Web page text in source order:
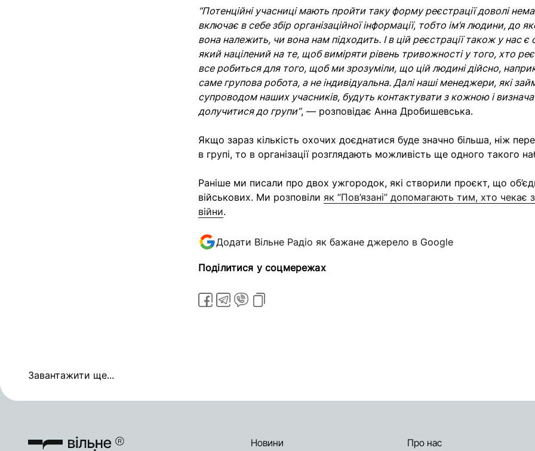
“Потенційні учасниці мають пройти таку форму реєстрації доволі
включає в себе збір організаційної інформації, тобто ім’я людини, до
вона належить, чи вона нам підходить. І в цій реєстрації також у нас є
який націлений на те, щоб виміряти рівень тривожності у того, хто
все робиться для того, щоб ми зрозуміли, що цій людині дійсно,
саме групова робота, а не індивідуальна. Далі наші менеджери, які
супроводом наших учасників, будуть контактувати з кожною і
долучитися до групи”, — розповідає Анна Дробишевська.
Якщо зараз кількість охочих доєднатися буде значно більша, ніж
в групі, то в організації розглядають можливість ще одного такого
Раніше ми писали про двох ужгородок, які створили проєкт, що
військових. Ми розповіли як “Пов’язані” допомагають тим, хто чекає
війни.
Додати Вільне Радіо як бажане джерело в Google
Поділитися у соцмережах
Завантажити ще...
Новини Про нас